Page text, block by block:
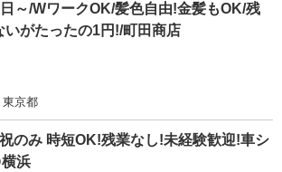
～/WワークOK/髪色自由!金髪もOK/残
いがたったの1円!/町田商店
京都
のみ 時短OK!残業なし!未経験歓迎!車シ
浜